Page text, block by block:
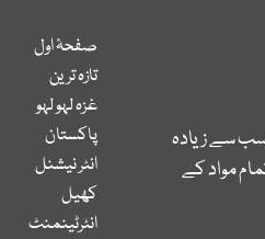
سے زیادہ
مواد کے
صفحۂ اول
تازہ ترین
غزہ لہو لہو
پاکستان
انٹر نیشنل
کھیل
انٹرٹینمنٹ